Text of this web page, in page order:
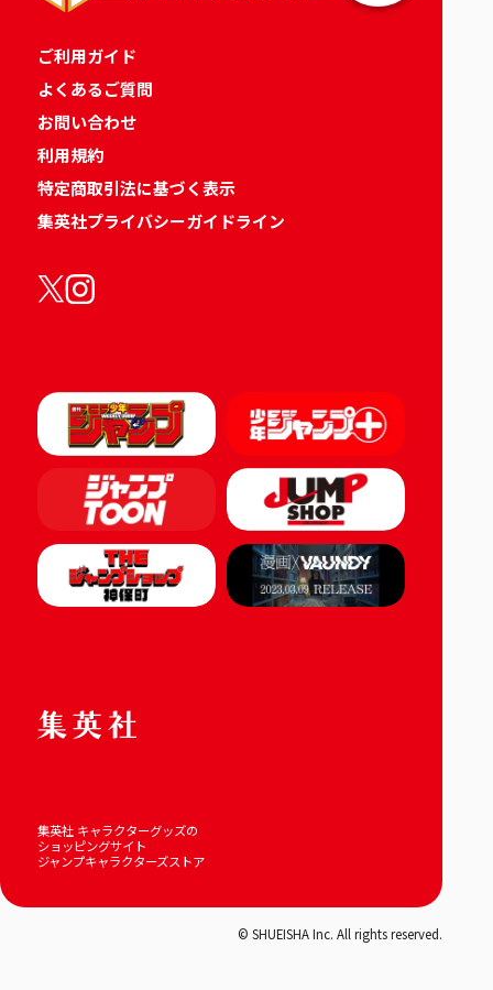
ご利用ガイド
よくあるご質問
お問い合わせ
利用規約
特定商取引法に基づく表示
集英社プライバシーガイドライン
集英社 キャラクターグッズの
ショッピングサイト
ジャンプキャラクターズストア
© SHUEISHA Inc. All rights reserved.